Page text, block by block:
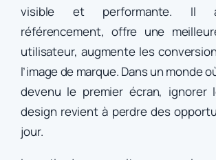
visible et performante. Il
référencement, offre une
utilisateur, augmente les
l’image de marque. Dans un monde
devenu le premier écran, ignorer
design revient à perdre des
jour.